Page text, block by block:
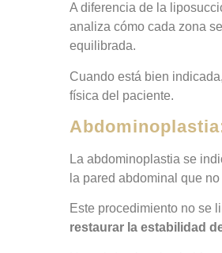
A diferencia de la
analiza cómo cada zona
equilibrada.
Cuando está bien
física del paciente.
La abdominoplastia se
la pared abdominal que
Este procedimiento no se
restaurar la estabilidad